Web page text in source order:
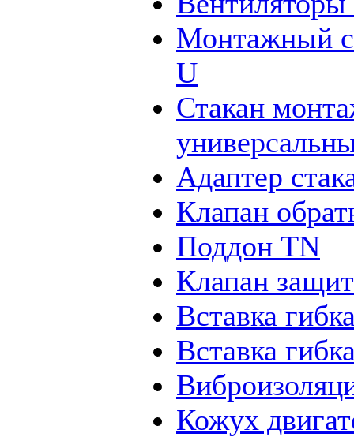
Монтажный
U
Стакан
Адаптер
Клапан
Поддон TN
Клапан
Вставка
Вставка
Кожух